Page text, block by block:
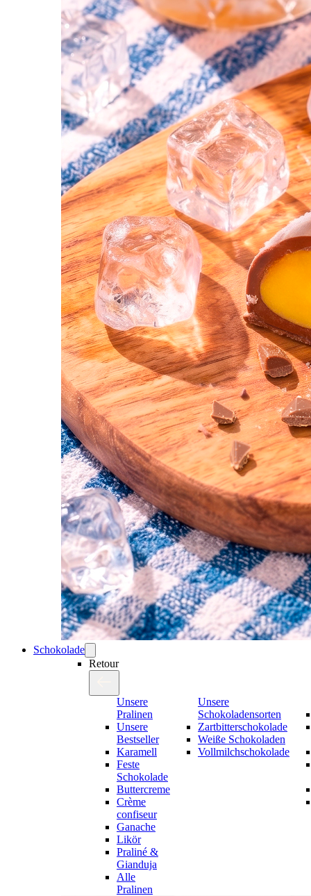
Schokolade
Retour
Unsere
Pralinen
Unsere
Bestseller
Karamell
Feste
Schokolade
Buttercreme
Crème
confiseur
Ganache
Likör
Praliné &
Gianduja
Alle
Pralinen
Unsere
Schokoladensorten
Zartbitterschokolade
Weiße Schokoladen
Vollmilchschokolade